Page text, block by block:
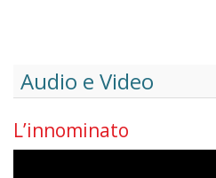
Audio e Video
L’innominato